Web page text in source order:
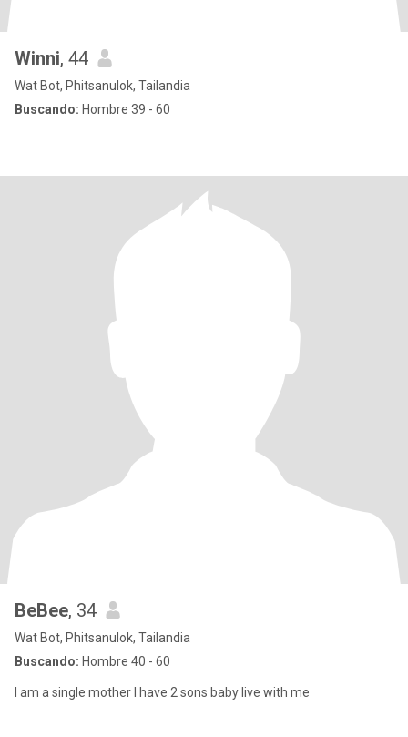
Winni, 44
Wat Bot, Phitsanulok, Tailandia
Buscando: Hombre 39 - 60
BeBee, 34
Wat Bot, Phitsanulok, Tailandia
Buscando: Hombre 40 - 60
I am a single mother I have 2 sons baby live with me